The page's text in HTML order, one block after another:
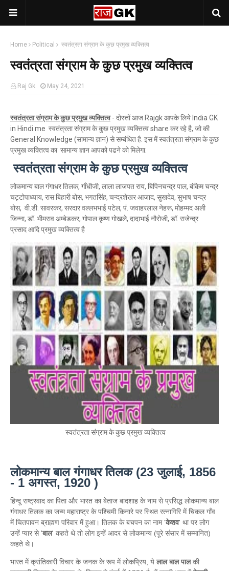
Home Political स्वतंत्रता संग्राम के कुछ प्रमुख व्यक्तित्व
स्वतंत्रता संग्राम के कुछ प्रमुख व्यक्तित्व
Raj Gk May 24, 2021
स्वतंत्रता संग्राम के कुछ प्रमुख व्यक्तित्व- दोस्तों आज Rajgk आपके लिये India GK
in Hindi me स्वतंत्रता संग्राम के कुछ प्रमुख व्यक्तित्व share कर रहे है, जो की
General Knowledge (सामान्य ज्ञान) से सम्बंधित है. इस में स्वतंत्रता संग्राम के कुछ
प्रमुख व्यक्तित्व का सामान्य ज्ञान आपको पढने को मिलेगा.
स्वतंत्रता संग्राम के कुछ प्रमुख व्यक्तित्व
लोकमान्य बाल गंगाधर तिलक, गाँधीजी, लाला लाजपत राय, बिपिनचन्द्र पाल, बंकिम चन्द्र
चट्टोपाध्याय, रास बिहारी बोस, भगतसिंह, चन्द्रशेखर आजाद, सुखदेव, सुभाष चन्द्र
बोस, वी.डी. सावरकर, सरदार वल्लभभाई पटेल, पं. जवाहरलाल नेहरू, मोहम्मद अली
जिन्ना, डॉ. भीमराव अम्बेडकर, गोपाल कृष्ण गोखले, दादाभाई नौरोजी, डॉ. राजेन्द्र
प्रसाद आदि प्रमुख व्यक्तित्वहै
स्वतंत्रता संग्राम के कुछ प्रमुख व्यक्तित्व
लोकमान्य बाल गंगाधर तिलक (23 जुलाई, 1856
- 1 अगस्त, 1920 )
हिन्दू राष्ट्रवाद का पिता और भारत का बेताज बादशाह के नाम से प्रसिद्ध लोकमान्य बाल
गंगाधर तिलक का जन्म महाराष्ट्र के पश्चिमी किनारे पर स्थित रत्नागिरि में चिकल गाँव
में चितपावन ब्राह्मण परिवार में हुआ। तिलक के बचपन का नाम 'केशव' था पर लोग
उन्हें प्यार से 'बाल' कहते थे तो लोग इन्हें आदर से लोकमान्य (पूरे संसार में सम्मानित)
कहते थे।
भारत में क्रांतिकारी विचार के जनक के रूप में लोकप्रिय, ये लाल बाल पालकी